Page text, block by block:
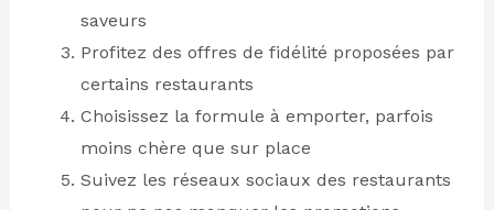
saveurs
Profitez des offres de fidélité proposées par
certains restaurants
Choisissez la formule à emporter, parfois
moins chère que sur place
Suivez les réseaux sociaux des restaurants